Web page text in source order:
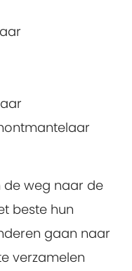
de weg naar de
beste hun
gaan naar
verzamelen